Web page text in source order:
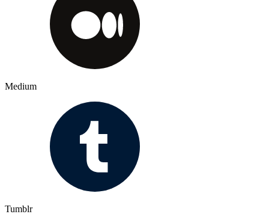
Medium
Tumblr